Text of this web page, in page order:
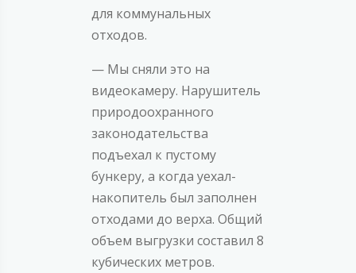
для коммунальных
отходов.
— Мы сняли это на
видеокамеру. Нарушитель
природоохранного
законодательства
подъехал к пустому
бункеру, а когда уехал-
накопитель был заполнен
отходами до верха. Общий
объем выгрузки составил 8
кубических метров.